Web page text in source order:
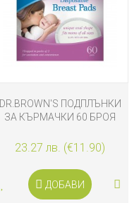
DR.BROWN'S ПОДПЛЪНКИ
ЗА КЪРМАЧКИ 60 БРОЯ
23.27 лв. (€11.90)
ДОБАВИ